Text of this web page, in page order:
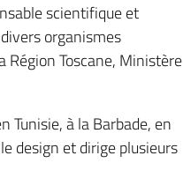
scientifique et
organismes
Région Toscane, Ministère
Tunisie, à la Barbade, en
design et dirige plusieurs